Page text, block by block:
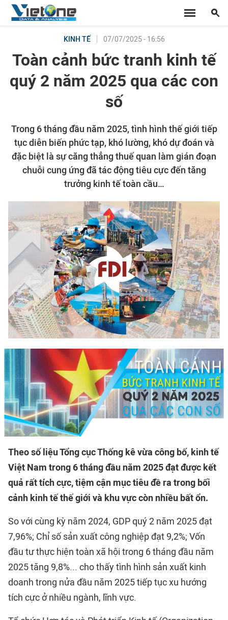
KINH TẾ 07/07/2025 - 16:56
Toàn cảnh bức tranh kinh tế
quý 2 năm 2025 qua các con
số
Trong 6 tháng đầu năm 2025, tình hình thế giới tiếp
tục diễn biến phức tạp, khó lường, khó dự đoán và
đặc biệt là sự căng thẳng thuế quan làm gián đoạn
chuỗi cung ứng đã tác động tiêu cực đến tăng
trưởng kinh tế toàn cầu…
Theo số liệu Tổng cục Thống kê vừa công bố, kinh tế
Việt Nam trong 6 tháng đầu năm 2025 đạt được kết
quả rất tích cực, tiệm cận mục tiêu đề ra trong bối
cảnh kinh tế thế giới và khu vực còn nhiều bất ổn.
So với cùng kỳ năm 2024, GDP quý 2 năm 2025 đạt
7,96%; Chỉ số sản xuất công nghiệp đạt 9,2%; Vốn
đầu tư thực hiện toàn xã hội trong 6 tháng đầu năm
2025 tăng 9,8%... cho thấy tình hình sản xuất kinh
doanh trong nửa đầu năm 2025 tiếp tục xu hướng
tích cực ở nhiều ngành, lĩnh vực.